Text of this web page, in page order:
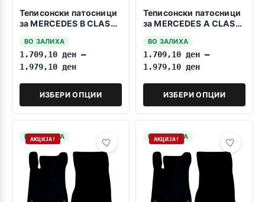
Теписонски патосници
за MERCEDES B CLASS
ВО ЗАЛИХА
1.709,10 ден –
1.979,10 ден
ИЗБЕРИ ОПЦИИ
Теписонски патосници
за MERCEDES A CLASS
ВО ЗАЛИХА
1.709,10 ден –
1.979,10 ден
ИЗБЕРИ ОПЦИИ
НА ЗАЛИХА
АКЦИЈА! НА ЗАЛИХА
АКЦИЈА!